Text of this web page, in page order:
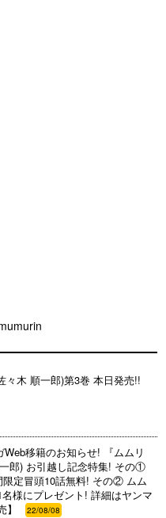
々木 順一郎)第3巻 本日発売!!
Web移籍のお知らせ! 『ムムリ
郎) お引越し記念特集! その①
限定冒頭10話無料! その② ムム
様にプレゼント! 詳細はヤンマ
22/08/08